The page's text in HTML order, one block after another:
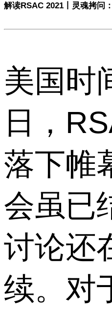
解读RSAC 2021丨灵魂拷问
美国时
日，
落下帷
会虽已
讨论还
续。对